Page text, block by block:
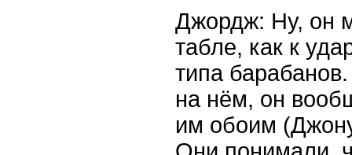
Джордж: Ну, он
табле, как к
типа
на нём, он
им обоим